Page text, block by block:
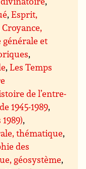
,Esprit,
Croyance,
et
,
,Les Temps
de l’entre-
1945-1989,
,
thématique,
des
géosystème,